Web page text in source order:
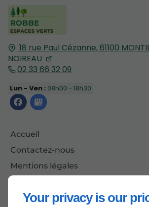
Your privacy is our
18 rue Paul Cézanne,61100
NOIREAU
02 33 66 32 09
Lun - Ven : 08h00 - 18h30
Accueil
Contactez-nous
Mentions légales